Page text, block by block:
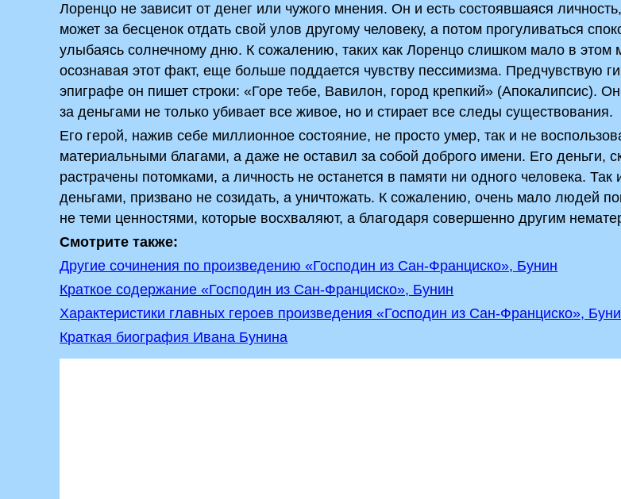
Лоренцо не зависит от денег или чужого мнения. Он и есть состоявшаяся
может за бесценок отдать свой улов другому человеку, а потом прогуливаться
улыбаясь солнечному дню. К сожалению, таких как Лоренцо слишком мало в этом
осознавая этот факт, еще больше поддается чувству пессимизма. Предчувствую
эпиграфе он пишет строки: «Горе тебе, Вавилон, город крепкий» (Апокалипсис).
за деньгами не только убивает все живое, но и стирает все следы существования.
Его герой, нажив себе миллионное состояние, не просто умер, так и не
материальными благами, а даже не оставил за собой доброго имени. Его деньги,
растрачены потомками, а личность не останется в памяти ни одного человека. Так
деньгами, призвано не созидать, а уничтожать. К сожалению, очень мало людей
не теми ценностями, которые восхваляют, а благодаря совершенно другим
Смотрите также:
Другие сочинения по произведению «Господин из Сан-Франциско», Бунин
Краткое содержание «Господин из Сан-Франциско», Бунин
Характеристики главных героев произведения «Господин из Сан-Франциско»,
Краткая биография Ивана Бунина